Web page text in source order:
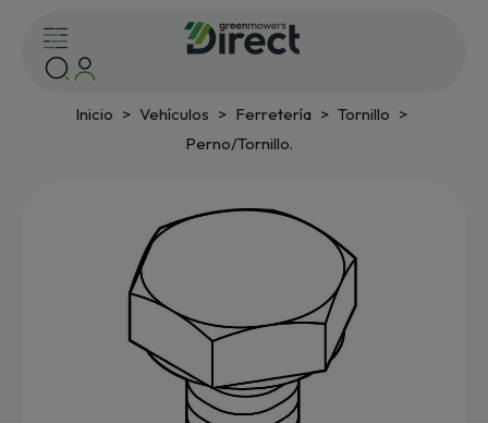
Inicio Vehículos Ferretería
Tornillo
Perno/Tornillo.